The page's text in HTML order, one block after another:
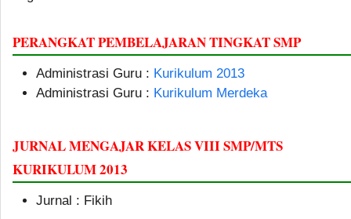
PERANGKAT PEMBELAJARAN TINGKAT SMP
Administrasi Guru : Kurikulum 2013
Administrasi Guru : Kurikulum Merdeka
JURNAL MENGAJAR KELAS VIII SMP/MTS
KURIKULUM 2013
Jurnal : Fikih